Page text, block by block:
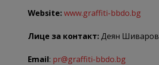
Website:www.graffiti-bbdo.bg
Лице за контакт:Деян Шиваров
Email: pr@graffiti-bbdo.bg